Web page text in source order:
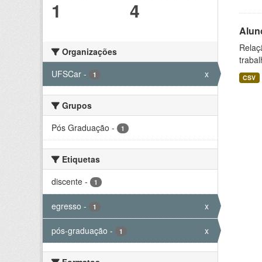
1 4
Organizações
UFSCar - 1 x
Grupos
Pós Graduação - 1
Etiquetas
discente - 1
egresso - 1 x
pós-graduação - 1 x
CSV